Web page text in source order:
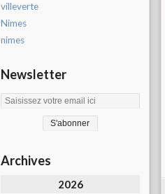
villeverte
Nimes
nimes
Newsletter
Archives
2026